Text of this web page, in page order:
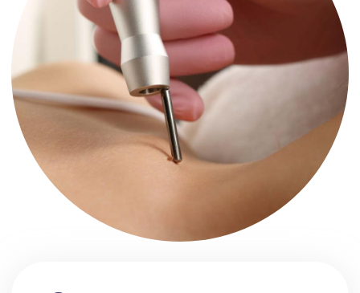
Телефон
Отправить
Отправляя форму, вы даете
на обработку и использование
персональных данных